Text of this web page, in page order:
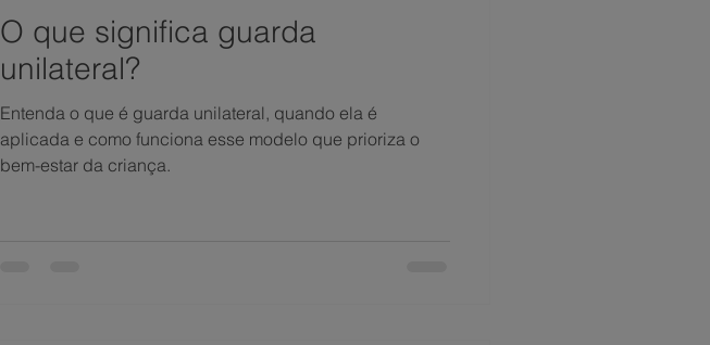
O que significa guarda
unilateral?
Entenda o que é guarda unilateral, quando ela é
aplicada e como funciona esse modelo que prioriza o
bem-estar da criança.